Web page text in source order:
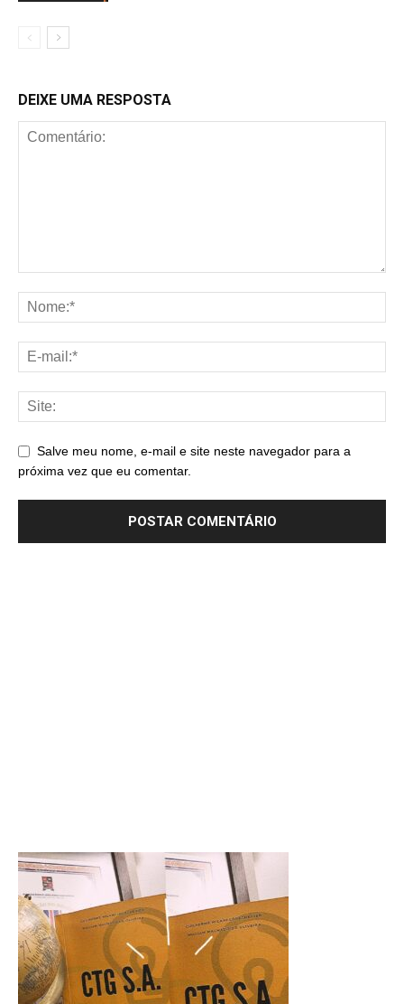
DEIXE UMA RESPOSTA
Salve meu nome, e-mail e site neste navegador para a
próxima vez que eu comentar.